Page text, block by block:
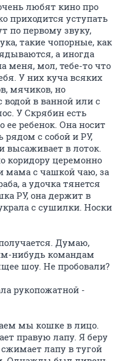
любят кино про
приходится уступать
по первому звуку,
такие чопорные, как
а иногда
меня, мол, тебе-то что
У них куча всяких
мячиков, но
водой в ванной или с
У Скрябин есть
ее ребенок. Она носит
рядом с собой и РУ,
высаживает в лоток.
коридору церемонно
мама с чашкой чаю, за
а удочка тянется
РУ, она держит в
с сушилки. Носки
Думаю,
нибудь командам
шоу. Не пробовали?
рукопожатной -
мы кошке в лицо.
правую лапу. Я беру
лапу в тугой